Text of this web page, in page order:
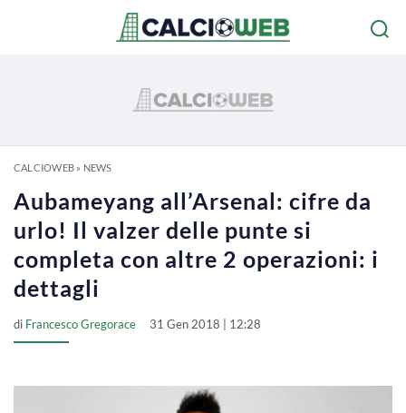
CALCIOWEB» NEWS
Aubameyang all’Arsenal: cifre da
urlo! Il valzer delle punte si
completa con altre 2 operazioni: i
dettagli
di Francesco Gregorace 31 Gen 2018 | 12:28